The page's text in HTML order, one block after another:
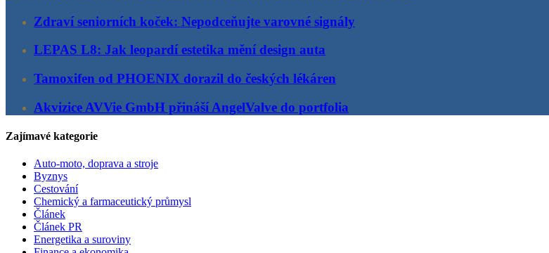
Zdraví seniorních koček: Nepodceňujte varovné signály
LEPAS L8: Jak leopardí estetika mění design auta
Tamoxifen od PHOENIX dorazil do českých lékáren
Akvizice AVVie GmbH přináší AngelValve do portfolia
Zajímavé kategorie
Auto-moto, doprava a stroje
Byznys
Cestování
Chemický a farmaceutický průmysl
Článek
Článek PR
Energetika a suroviny